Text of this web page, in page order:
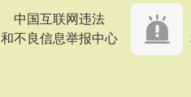
中国互联网违法
和不良信息举报中心